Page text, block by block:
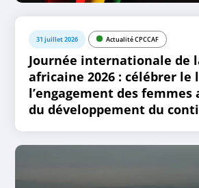
31 juillet 2026 Actualité CPCCAF
Journée internationale de
africaine 2026 : célébrer le
l’engagement des femmes
du développement du